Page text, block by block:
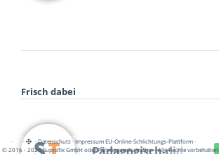
Frisch dabei
Pädagogisch-did…
· · ·Datenschutz·Impressum EU-Online-Schlichtungs-Plattform·
© 2016 - 2026 SupraTix GmbH oder Partnergesellschaften - Alle Rechte vorbehalten.